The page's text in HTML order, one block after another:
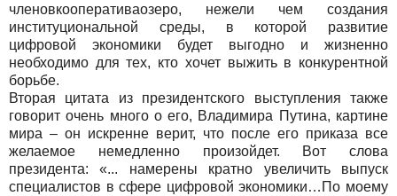
членовкооперативаозеро, нежели чем создания
институциональной среды, в которой развитие
цифровой экономики будет выгодно и жизненно
необходимо для тех, кто хочет выжить в конкурентной
борьбе.
Вторая цитата из президентского выступления также
говорит очень много о его, Владимира Путина, картине
мира – он искренне верит, что после его приказа все
желаемое немедленно произойдет. Вот слова
президента: «... намерены кратно увеличить выпуск
специалистов в сфере цифровой экономики…По моему